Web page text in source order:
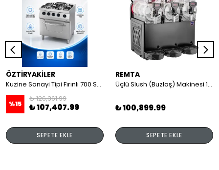
ÖZTİRYAKİLER
Kuzine Sanayi Tipi Fırınlı 700 Seri Gazlı 4 Açık Ateş 80x70x85 (Lp)-2X6Kw+2X7,5Kw+6Kw Elektrikli Fırın
%15
₺ 126,361.99
₺ 107,407.99
SEPETE EKLE
REMTA
Üçlü Slush (Buzlaş) Makinesi 12+12+12 lt
₺ 100,899.99
SEPETE EKLE